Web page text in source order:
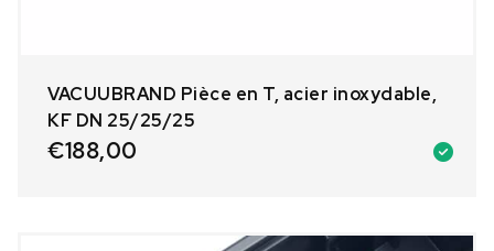
VACUUBRAND Pièce en T, acier inoxydable,
KF DN 25/25/25
€188,00